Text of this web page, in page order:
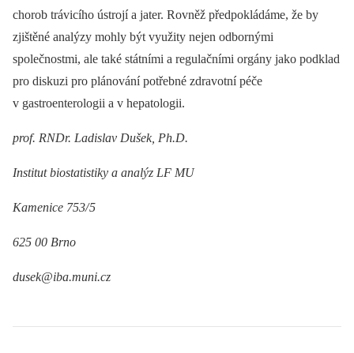
chorob trávicího ústrojí a jater. Rovněž předpokládáme, že by
zjištěné analýzy mohly být využity nejen odbornými
společnostmi, ale také státními a regulačními orgány jako podklad
pro diskuzi pro plánování potřebné zdravotní péče
v gastroenterologii a v hepatologii.
prof. RNDr. Ladislav Dušek, Ph.D.
Institut bio­statistiky a analýz LF MU
Kamenice 753/5
625 00 Brno
dusek@iba.muni.cz